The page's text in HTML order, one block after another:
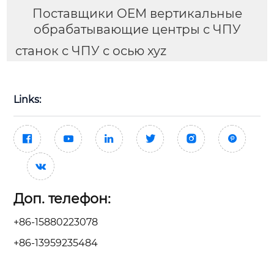
Поставщики OEM вертикальные
обрабатывающие центры с ЧПУ
станок с ЧПУ с осью xyz
Links:
     

Доп. телефон:
+86-15880223078
+86-13959235484